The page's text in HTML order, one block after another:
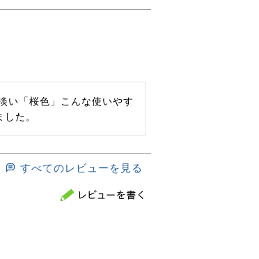
い「桜色」こんな使いやす
すべてのレビューを見る